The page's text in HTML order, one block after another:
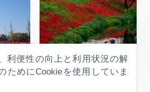
利便性の向上と利用状況の解
ためにCookieを使用していま